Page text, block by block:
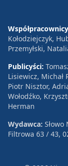
Kołodziejczyk,
Przemyłski,
Publicyści:
Lisiewicz, Michał
Piotr Nisztor,
Wołodźko,
Herman
Wydawca: Słowo
Filtrowa 63 / 43,